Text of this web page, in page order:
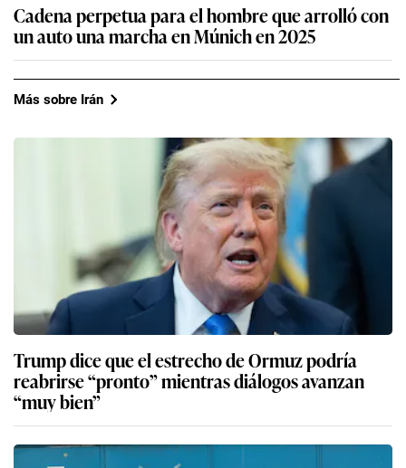
Cadena perpetua para el hombre que arrolló con
un auto una marcha en Múnich en 2025
Más sobre Irán
Trump dice que el estrecho de Ormuz podría
reabrirse “pronto” mientras diálogos avanzan
“muy bien”